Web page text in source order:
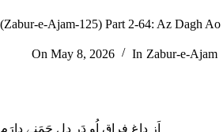
On May 8, 2026 In Zabur-e-Ajam